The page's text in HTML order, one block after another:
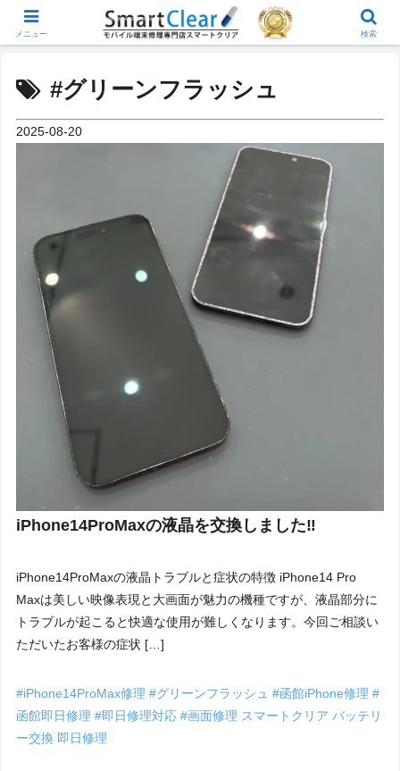
#グリーンフラッシュ
2025-08-20
iPhone14ProMaxの液晶を交換しました‼︎
iPhone14ProMaxの液晶トラブルと症状の特徴 iPhone14 Pro
Maxは美しい映像表現と大画面が魅力の機種ですが、液晶部分に
トラブルが起こると快適な使用が難しくなります。今回ご相談い
ただいたお客様の症状 […]
#iPhone14ProMax修理#グリーンフラッシュ#函館iPhone修理#
函館即日修理#即日修理対応#画面修理 スマートクリアバッテリ
ー交換 即日修理
メニュー 検索